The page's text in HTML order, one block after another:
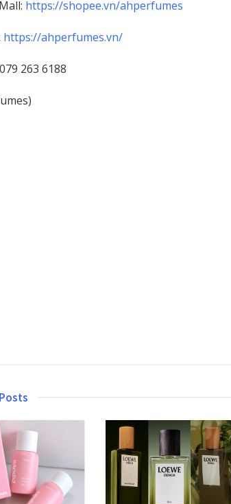
https://shopee.vn/ahperfumes
https://ahperfumes.vn/
263 6188
Posts